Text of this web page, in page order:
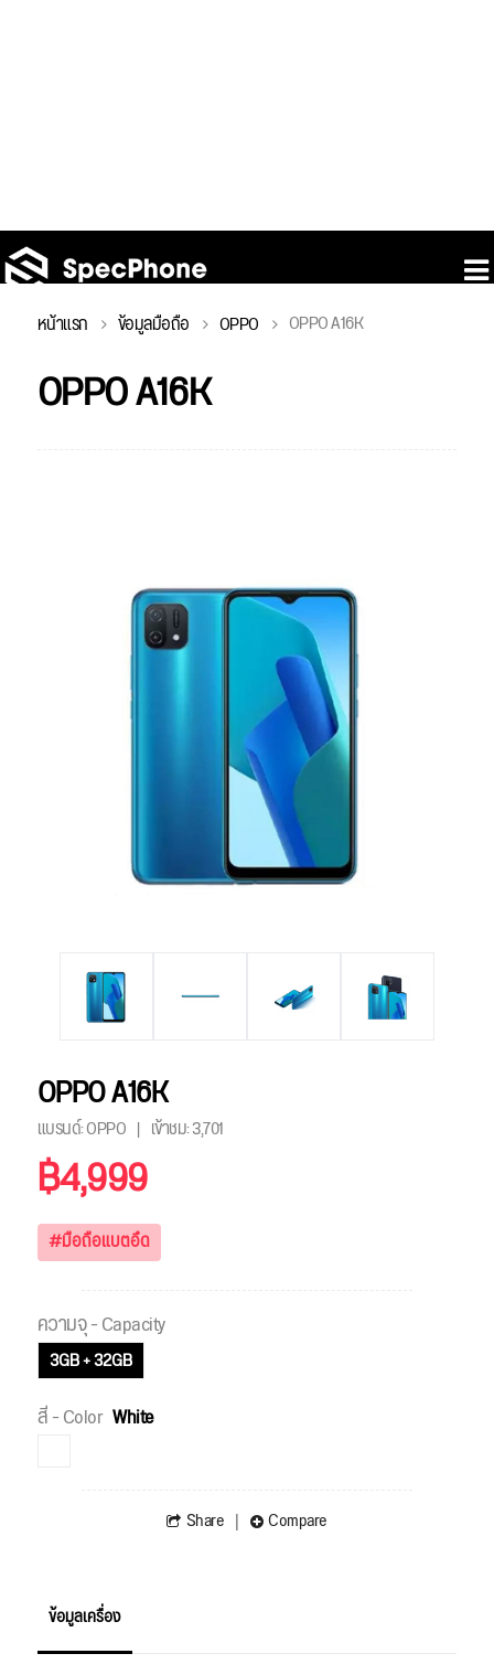
หน้าแรก ข้อมูลมือถือ OPPO OPPO A16K
OPPO A16K
OPPO A16K
แบรนด์: OPPO เข้าชม:3,701
฿4,999
#มือถือแบตอึด
ความจุ - Capacity
3GB + 32GB
สี - Color White
Share Compare
ข้อมูลเครื่อง